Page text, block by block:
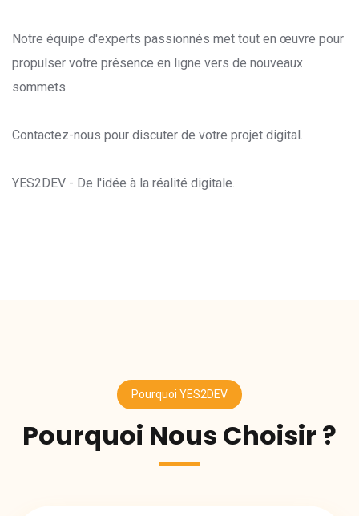
Notre équipe d'experts passionnés met tout en œuvre pour
propulser votre présence en ligne vers de nouveaux
sommets.
Contactez-nous pour discuter de votre projet digital.
YES2DEV - De l'idée à la réalité digitale.
Pourquoi YES2DEV
Pourquoi Nous Choisir ?